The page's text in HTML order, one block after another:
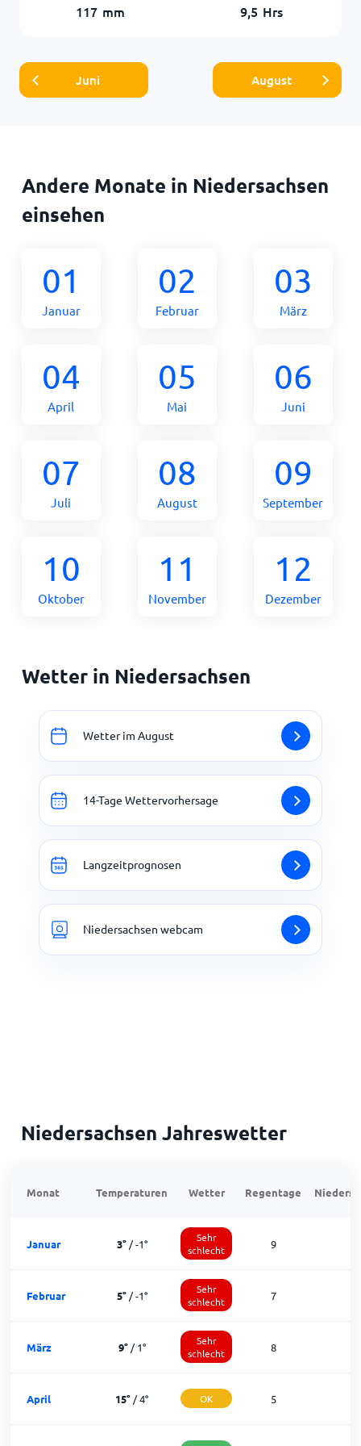
117 mm 9,5 Hrs
Juni August
Andere Monate in Niedersachsen
einsehen
01
Januar
02
Februar
03
März
04
April
05
Mai
06
Juni
07
Juli
08
August
09
September
10
Oktober
11
November
12
Dezember
Wetter in Niedersachsen
Wetter im August
14-Tage Wettervorhersage
Langzeitprognosen
Niedersachsen webcam
Niedersachsen Jahreswetter
Monat Temperaturen Wetter Regentage
Januar 3°/-1°
Sehr
schlecht
9
Februar 5°/-1°
Sehr
schlecht
7
März 9°/1°
Sehr
schlecht
8
April 15° /4° OK 5